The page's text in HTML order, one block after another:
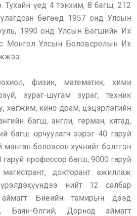
Тухайн үед 4 тэнхим, 8 багш, 212
бөгөөд 1957 онд Улсын
1990 онд Улсын Багшийн Их
Монгол Улсын Боловсролын Их
физик, математик, хими
зураг-шугам зураг, техник
хөгжим, кино драм, цэцэрлэгийн
багш, англи, герман, хятад,
багш орчуулагч зэрэг 40 гаруй
боловсон хүчнийг бэлтгэн
гаруй профессор багш, 9000 гаруй
докторант ажиллаж
нийт 12 салбар
аймагт Биеийн тамирын дээд
Баян-Өлгий, Дорнод аймагт